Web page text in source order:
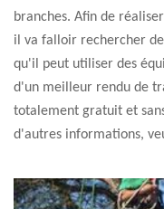
branches. Afin de
il va falloir rechercher
qu'il peut utiliser des
d'un meilleur rendu de
totalement gratuit et
d'autres informations,